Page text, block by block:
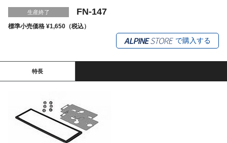
生産終了 FN-147
標準小売価格 ¥1,650（税込）
で購入する
特長